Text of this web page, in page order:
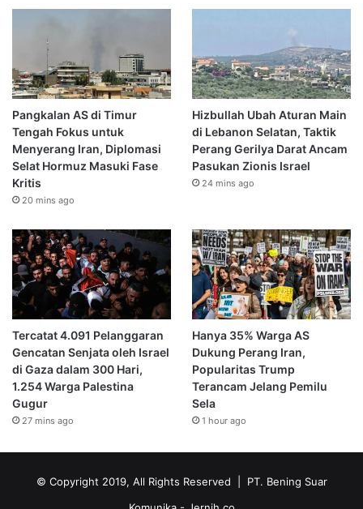
Pangkalan AS di Timur
Tengah Fokus untuk
Menyerang Iran, Diplomasi
Selat Hormuz Masuki Fase
Kritis
20 mins ago
Hizbullah Ubah Aturan Main
di Lebanon Selatan, Taktik
Perang Gerilya Darat Ancam
Pasukan Zionis Israel
24 mins ago
Tercatat 4.091 Pelanggaran
Gencatan Senjata oleh Israel
di Gaza dalam 300 Hari,
1.254 Warga Palestina
Gugur
27 mins ago
Hanya 35% Warga AS
Dukung Perang Iran,
Popularitas Trump
Terancam Jelang Pemilu
Sela
1 hour ago
© Copyright 2019, All Rights Reserved | PT. Bening Suar